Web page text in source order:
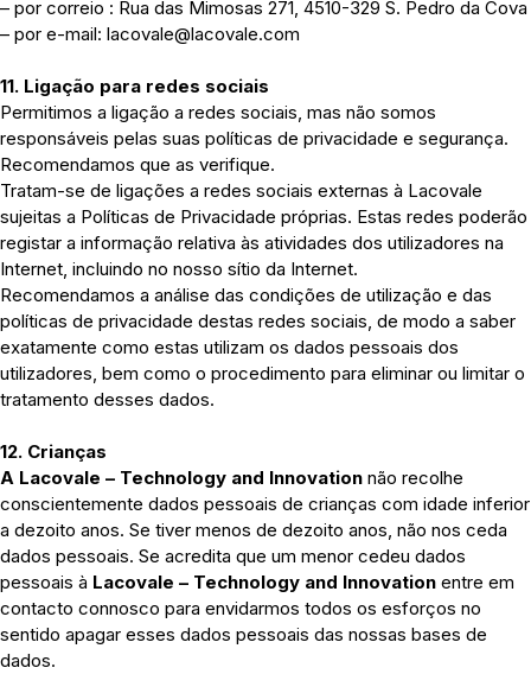
– por correio : Rua das Mimosas 271, 4510-329 S. Pedro da Cova
– por e-mail: lacovale@lacovale.com
11. Ligação para redes sociais
Permitimos a ligação a redes sociais, mas não somos
responsáveis pelas suas políticas de privacidade e segurança.
Recomendamos que as verifique.
Tratam-se de ligações a redes sociais externas à Lacovale
sujeitas a Políticas de Privacidade próprias. Estas redes poderão
registar a informação relativa às atividades dos utilizadores na
Internet, incluindo no nosso sítio da Internet.
Recomendamos a análise das condições de utilização e das
políticas de privacidade destas redes sociais, de modo a saber
exatamente como estas utilizam os dados pessoais dos
utilizadores, bem como o procedimento para eliminar ou limitar o
tratamento desses dados.
12. Crianças
A Lacovale – Technology and Innovation não recolhe
conscientemente dados pessoais de crianças com idade inferior
a dezoito anos. Se tiver menos de dezoito anos, não nos ceda
dados pessoais. Se acredita que um menor cedeu dados
pessoais à Lacovale – Technology and Innovation entre em
contacto connosco para envidarmos todos os esforços no
sentido apagar esses dados pessoais das nossas bases de
dados.